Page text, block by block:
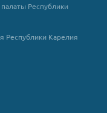
Республики
Республики Карелия